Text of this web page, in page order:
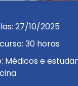
27/10/2025
30 horas
Médicos e